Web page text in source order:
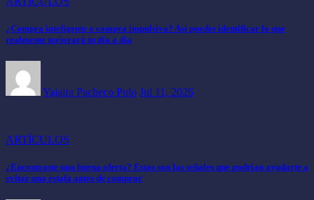
¿Compra inteligente o compra impulsiva? Así puedes identificar lo que
realmente mejorará tu día a día
Yajaira Pacheco Polo Jul 11, 2026
ARTÍCULOS
¿Encontraste una buena oferta? Estas son las señales que podrían ayudarte a
evitar una estafa antes de comprar